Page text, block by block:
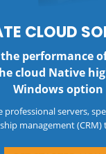
CLOUD
performance
cloud Native
Windows option
professional servers,
management (CRM)